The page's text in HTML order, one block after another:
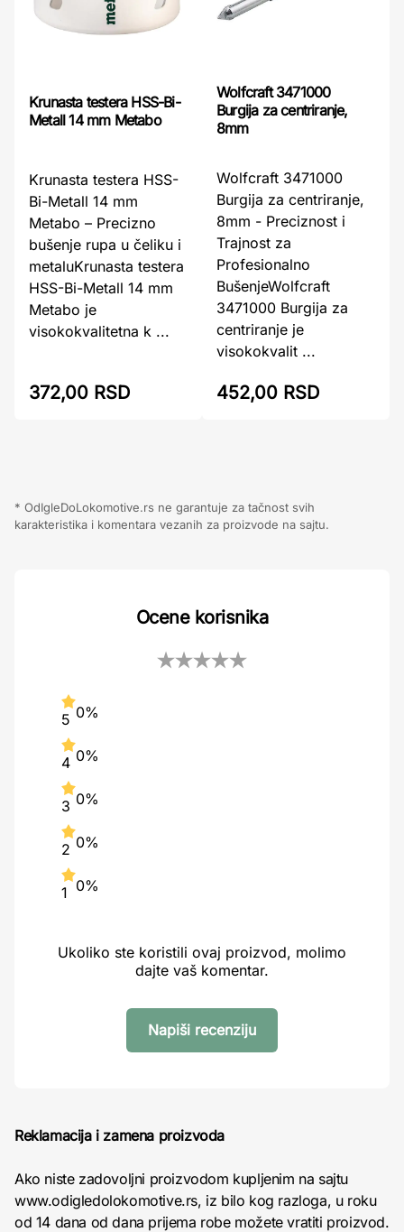
Krunasta testera HSS-Bi-
Metall 14 mm Metabo
Krunasta testera HSS-
Bi-Metall 14 mm
Metabo – Precizno
bušenje rupa u čeliku i
metaluKrunasta testera
HSS-Bi-Metall 14 mm
Metabo je
visokokvalitetna k ...
372,00 RSD
Wolfcraft 3471000
Burgija za centriranje,
8mm
Wolfcraft 3471000
Burgija za centriranje,
8mm - Preciznost i
Trajnost za
Profesionalno
BušenjeWolfcraft
3471000 Burgija za
centriranje je
visokokvalit ...
452,00 RSD
* OdIgleDoLokomotive.rs ne garantuje za tačnost svih
karakteristika i komentara vezanih za proizvode na sajtu.
Ocene korisnika
5 0%
4 0%
3 0%
2 0%
1 0%
Ukoliko ste koristili ovaj proizvod, molimo
dajte vaš komentar.
Napiši recenziju
Reklamacija i zamena proizvoda
Ako niste zadovoljni proizvodom kupljenim na sajtu
www.odigledolokomotive.rs, iz bilo kog razloga, u roku
od 14 dana od dana prijema robe možete vratiti proizvod.